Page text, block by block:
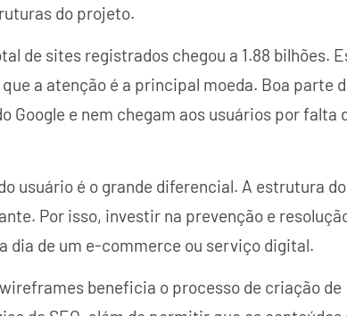
do projeto.
de sites registrados chegou a 1.88 bilhões.
a atenção é a principal moeda. Boa parte
Google e nem chegam aos usuários por falta
usuário é o grande diferencial. A estrutura do
Por isso, investir na prevenção e
dia de um e-commerce ou serviço digital.
beneficia o processo de criação de